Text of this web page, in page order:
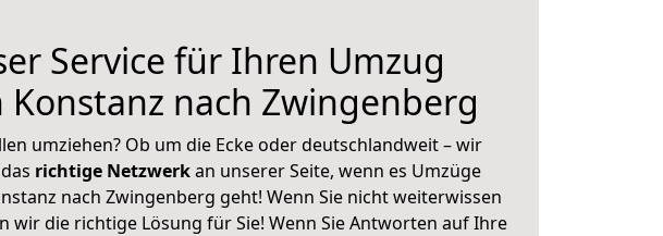
Service für Ihren Umzug
Konstanz nach Zwingenberg
umziehen? Ob um die Ecke oder deutschlandweit – wir
richtige Netzwerkan unserer Seite, wenn es Umzüge
nach Zwingenberg geht! Wenn Sie nicht weiterwissen
wir die richtige Lösung für Sie! Wenn Sie Antworten auf Ihre